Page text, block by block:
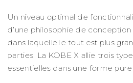
Un niveau optimal de
d’une philosophie de
dans laquelle le tout est plus
parties. La KOBE X allie trois
essentielles dans une forme